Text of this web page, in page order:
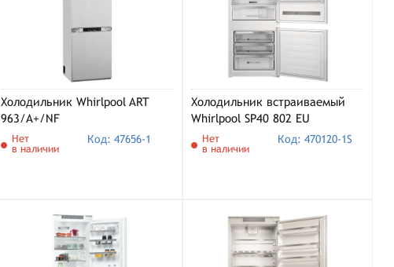
Холодильник Whirlpool ART
963/A+/NF
Нет
в наличии
Код: 47656-1
Холодильник встраиваемый
Whirlpool SP40 802 EU
Нет
в наличии
Код: 470120-1S